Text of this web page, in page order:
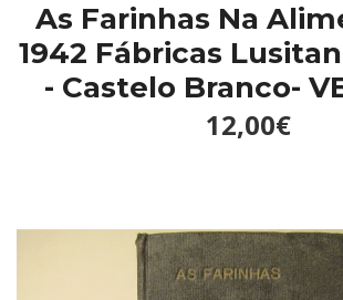
As Farinhas Na
1942 Fábricas
- Castelo Branco-
12,00€